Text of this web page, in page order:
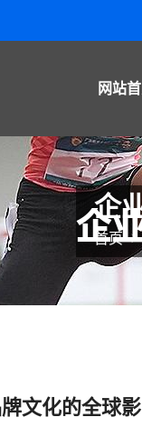
网站
企
首页
文化的全球